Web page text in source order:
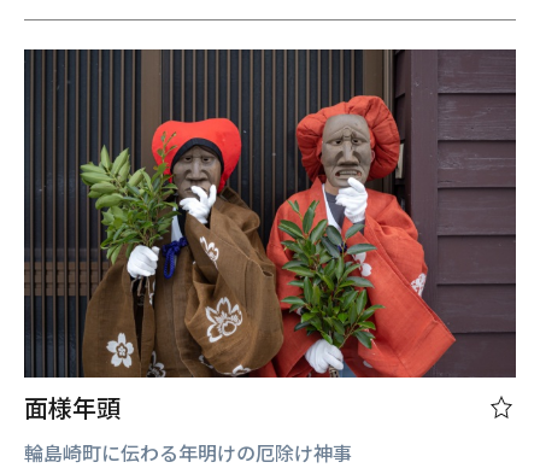
面様年頭
輪島崎町に伝わる年明けの厄除け神事